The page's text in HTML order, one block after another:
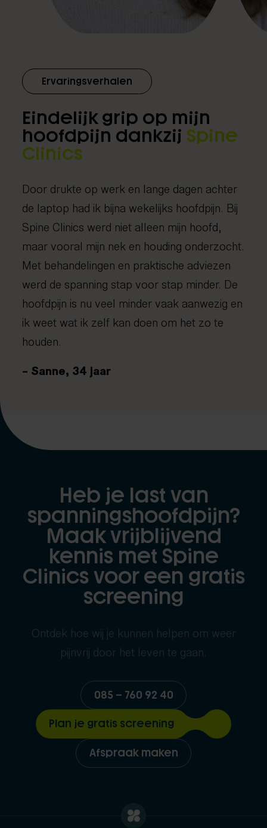
Ervaringsverhalen
Eindelijk grip op mijn
hoofdpijn dankzij Spine
Clinics
Door drukte op werk en lange dagen achter
de laptop had ik bijna wekelijks hoofdpijn. Bij
Spine Clinics werd niet alleen mijn hoofd,
maar vooral mijn nek en houding onderzocht.
Met behandelingen en praktische adviezen
werd de spanning stap voor stap minder. De
hoofdpijn is nu veel minder vaak aanwezig en
ik weet wat ik zelf kan doen om het zo te
houden.
– Sanne, 34 jaar
Heb je last van
spanningshoofdpijn?
Maak vrijblijvend
kennis met Spine
Clinics voor een gratis
screening
Ontdek hoe wij je kunnen helpen om weer
pijnvrij door het leven te gaan.
085 – 760 92 40
Plan je gratis screening
Afspraak maken